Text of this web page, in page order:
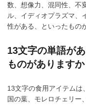
数、想像力、混同性、不
ル、イディオプラズマ、
性がある、といったもの
13文字の単語が
ものがありますか
13文字の食用アイテムは
国の葉、モレロチェリー